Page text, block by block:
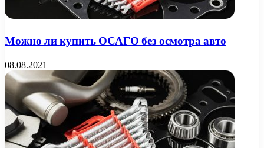
Можно ли купить ОСАГО без осмотра авто
08.08.2021